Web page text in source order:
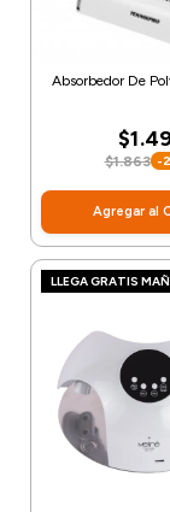
Absorbedor De
$1.863 -
Agregar al
LLEGA GRATIS